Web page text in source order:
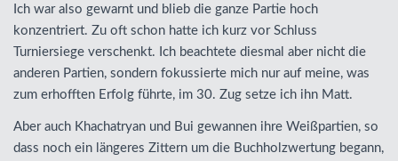
Ich war also gewarnt und blieb die ganze Partie hoch
konzentriert. Zu oft schon hatte ich kurz vor Schluss
Turniersiege verschenkt. Ich beachtete diesmal aber nicht die
anderen Partien, sondern fokussierte mich nur auf meine, was
zum erhofften Erfolg führte, im 30. Zug setze ich ihn Matt.
Aber auch Khachatryan und Bui gewannen ihre Weißpartien, so
dass noch ein längeres Zittern um die Buchholzwertung begann,